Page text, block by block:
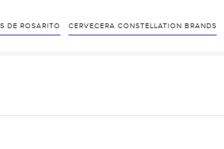
DE ROSARITO CERVECERA CONSTELLATION BRANDS